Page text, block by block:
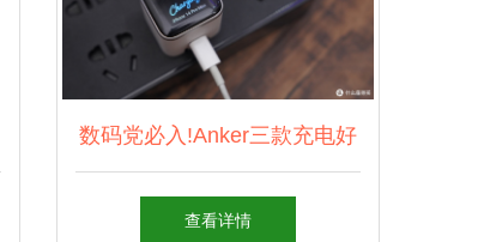
数码党必入!Anker三款充电好
物,彻底告别充电焦虑
查看详情